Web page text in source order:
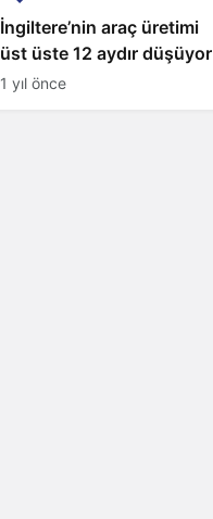
İngiltere’nin araç üretimi
üst üste 12 aydır düşüyor
1 yıl önce